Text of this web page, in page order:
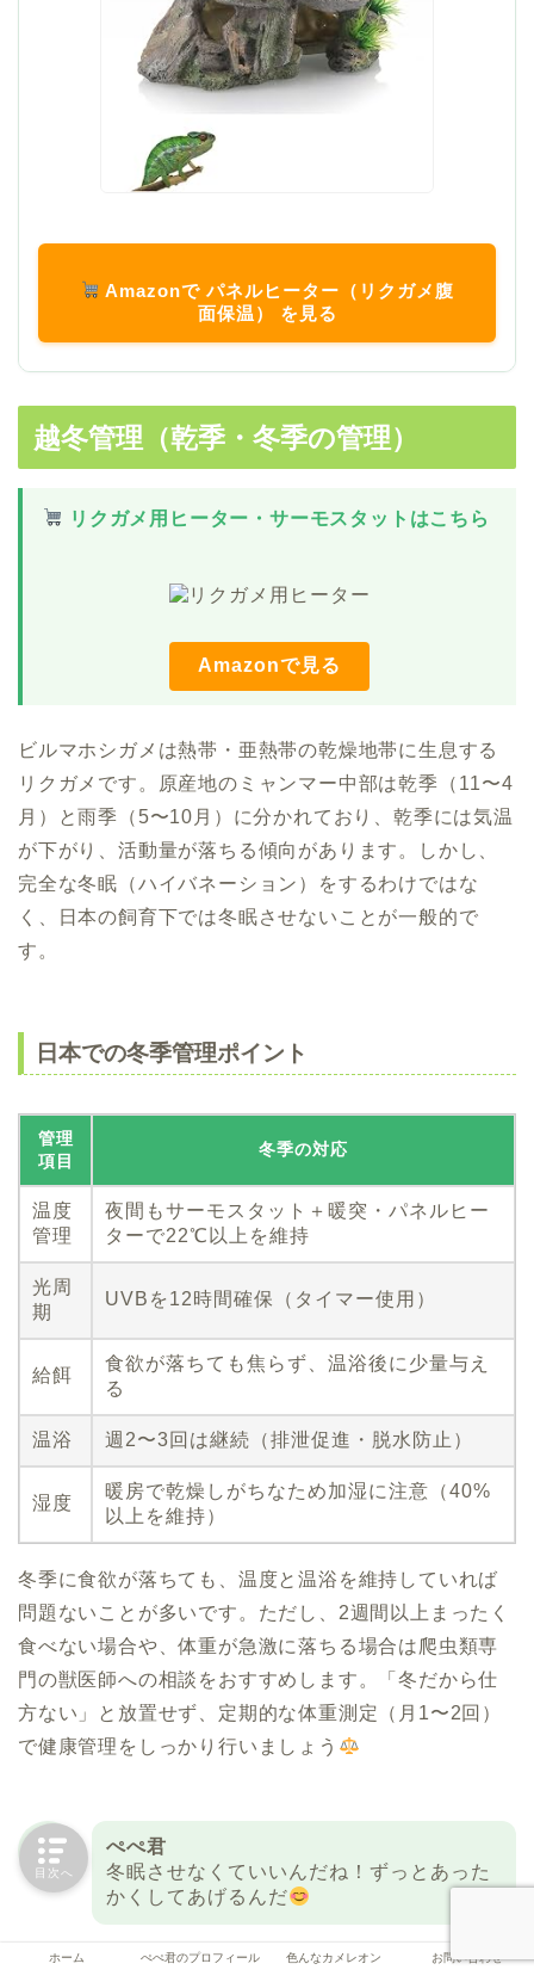
Amazonで パネルヒーター（リクガメ腹
面保温） を見る
越冬管理（乾季・冬季の管理）
リクガメ用ヒーター・サーモスタットはこちら
Amazonで見る
ビルマホシガメは熱帯・亜熱帯の乾燥地帯に生息する
リクガメです。原産地のミャンマー中部は乾季（11〜4
月）と雨季（5〜10月）に分かれており、乾季には気温
が下がり、活動量が落ちる傾向があります。しかし、
完全な冬眠（ハイバネーション）をするわけではな
く、日本の飼育下では冬眠させないことが一般的で
す。
日本での冬季管理ポイント
管理
項目
冬季の対応
温度
管理
夜間もサーモスタット＋暖突・パネルヒー
ターで22℃以上を維持
光周
期
UVBを12時間確保（タイマー使用）
給餌
食欲が落ちても焦らず、温浴後に少量与え
る
温浴 週2〜3回は継続（排泄促進・脱水防止）
湿度
暖房で乾燥しがちなため加湿に注意（40%
以上を維持）
冬季に食欲が落ちても、温度と温浴を維持していれば
問題ないことが多いです。ただし、2週間以上まったく
食べない場合や、体重が急激に落ちる場合は爬虫類専
門の獣医師への相談をおすすめします。「冬だから仕
方ない」と放置せず、定期的な体重測定（月1〜2回）
で健康管理をしっかり行いましょう
ぺぺ君
冬眠させなくていいんだね！ずっとあった
かくしてあげるんだ
あおい
ホーム ぺぺ君のプロフィール 色んなカメレオン お問い合わせ
目次へ